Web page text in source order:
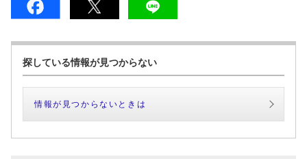
探している情報が見つからない
情報が見つからないときは